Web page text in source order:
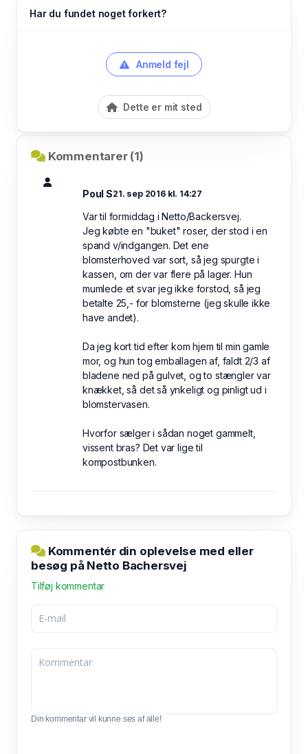
Har du fundet noget forkert?
Anmeld fejl
Dette er mit sted
Kommentarer (1)
Poul S21. sep 2016 kl. 14:27
Var til formiddag i Netto/Backersvej.
Jeg købte en "buket" roser, der stod i en
spand v/indgangen. Det ene
blomsterhoved var sort, så jeg spurgte i
kassen, om der var flere på lager. Hun
mumlede et svar jeg ikke forstod, så jeg
betalte 25,- for blomsterne (jeg skulle ikke
have andet).
Da jeg kort tid efter kom hjem til min gamle
mor, og hun tog emballagen af, faldt 2/3 af
bladene ned på gulvet, og to stængler var
knækket, så det så ynkeligt og pinligt ud i
blomstervasen.
Hvorfor sælger i sådan noget gammelt,
vissent bras? Det var lige til
kompostbunken.
Kommentér din oplevelse med eller
besøg på Netto Bachersvej
Tilføj kommentar
Din kommentar vil kunne ses af alle!